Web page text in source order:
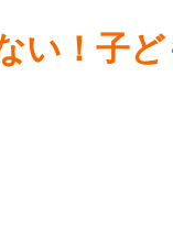
い！子